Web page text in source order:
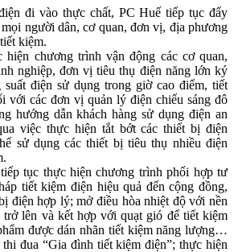
đi vào thực chất, PC Huế tiếp tục đẩy
người dân, cơ quan, đơn vị, địa phương
kiệm.
chương trình vận động các cơ quan,
nghiệp, đơn vị tiêu thụ điện năng lớn ký
suất điện sử dụng trong giờ cao điểm, tiết
với các đơn vị quản lý điện chiếu sáng đô
hướng dẫn khách hàng sử dụng điện an
việc thực hiện tắt bớt các thiết bị điện
sử dụng các thiết bị tiêu thụ nhiều điện
tục thực hiện chương trình phối hợp tư
tiết kiệm điện hiệu quả đến cộng đồng,
điện hợp lý; mở điều hòa nhiệt độ với nền
lên và kết hợp với quạt gió để tiết kiệm
được dán nhãn tiết kiệm năng lượng…
đua “Gia đình tiết kiệm điện”; thực hiện